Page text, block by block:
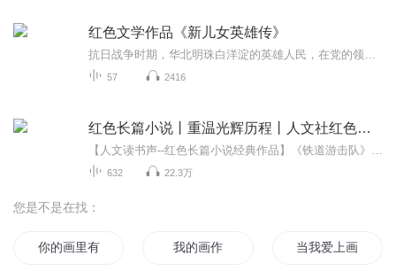
红色文学作品《新儿女英雄传》
57 2416
红色长篇小说丨重温光辉历程丨人文社红色经典作品合辑
632 22.3万
您是不是在找：
你的画里有月光 我的画作 当我爱上画像